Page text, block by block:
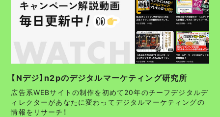
【Nデジ】n2pのデジタルマーケティング研究所
広告系WEBサイトの制作を初めて20年のチーフデジタルデ
ィレクターがあなたに変わってデジタルマーケティングの
情報をリサーチ！